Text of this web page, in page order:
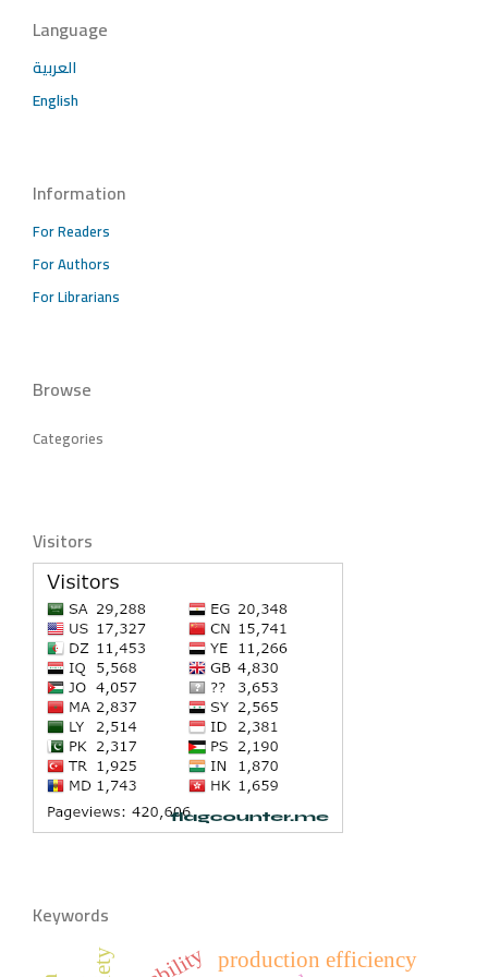
Language
العربية
English
Information
For Readers
For Authors
For Librarians
Browse
Categories
Visitors
Keywords
production efficiency